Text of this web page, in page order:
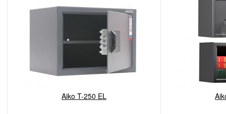
Aiko T-250 EL